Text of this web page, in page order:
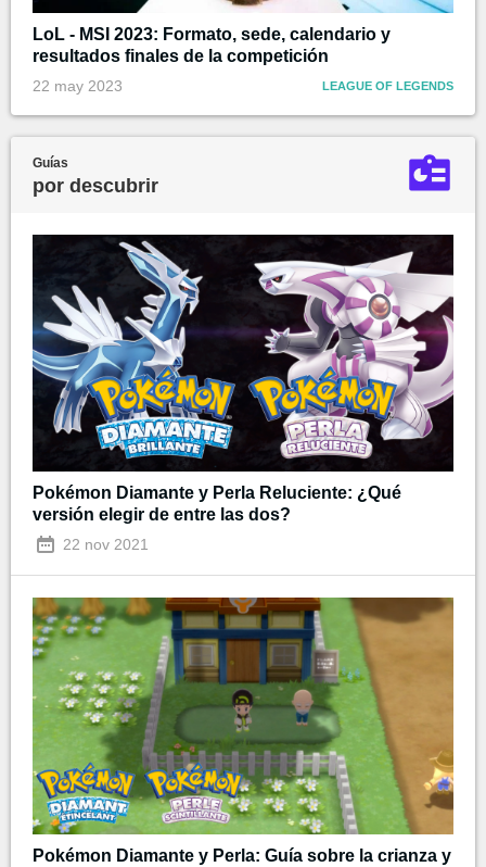
LoL - MSI 2023: Formato, sede, calendario y
resultados finales de la competición
22 may 2023 LEAGUE OF LEGENDS
Guías
por descubrir
Pokémon Diamante y Perla Reluciente: ¿Qué
versión elegir de entre las dos?
22 nov 2021
Pokémon Diamante y Perla: Guía sobre la crianza y